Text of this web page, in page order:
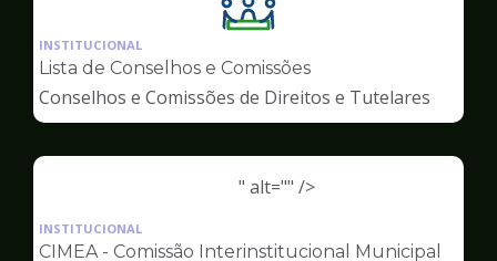
Ilustração
da
pagina
de
Conselhos
INSTITUCIONAL
Lista de Conselhos e Comissões
Conselhos e Comissões de Direitos e Tutelares
" alt="" />
Ilustração
pagina
INSTITUCIONAL
CIMEA - Comissão Interinstitucional Municipal